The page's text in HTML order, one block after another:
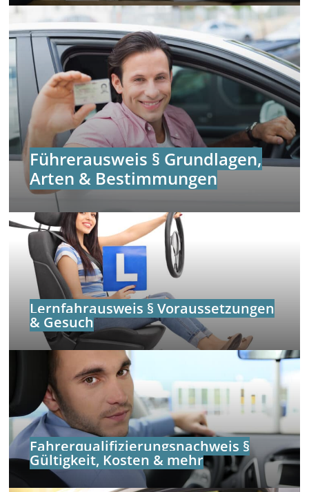
Führerausweis § Grundlagen,
Arten & Bestimmungen
Lernfahrausweis § Voraussetzungen
& Gesuch
Fahrerqualifizierungs­nachweis §
Gültigkeit, Kosten & mehr